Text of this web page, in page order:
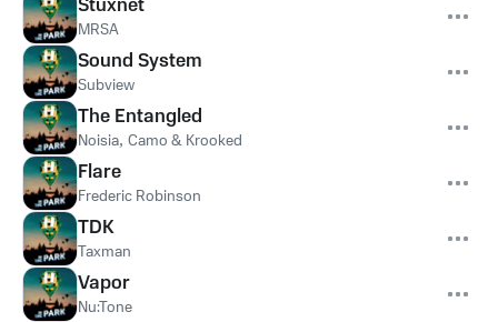
Stuxnet
MRSA
Sound System
Subview
The Entangled
Noisia, Camo & Krooked
Flare
Frederic Robinson
TDK
Taxman
Vapor
Nu:Tone